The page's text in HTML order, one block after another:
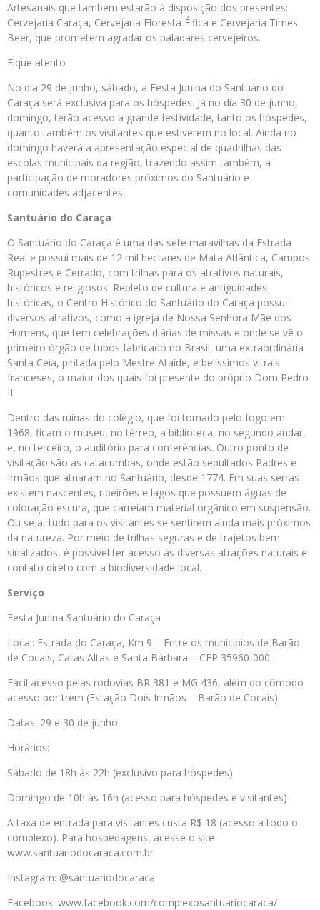
Artesanais que também estarão à disposição dos presentes:
Cervejaria Caraça, Cervejaria Floresta Élfica e Cervejaria Times
Beer, que prometem agradar os paladares cervejeiros.
Fique atento
No dia 29 de junho, sábado, a Festa Junina do Santuário do
Caraça será exclusiva para os hóspedes. Já no dia 30 de junho,
domingo, terão acesso a grande festividade, tanto os hóspedes,
quanto também os visitantes que estiverem no local. Ainda no
domingo haverá a apresentação especial de quadrilhas das
escolas municipais da região, trazendo assim também, a
participação de moradores próximos do Santuário e
comunidades adjacentes.
Santuário do Caraça
O Santuário do Caraça é uma das sete maravilhas da Estrada
Real e possui mais de 12 mil hectares de Mata Atlântica, Campos
Rupestres e Cerrado, com trilhas para os atrativos naturais,
históricos e religiosos. Repleto de cultura e antiguidades
históricas, o Centro Histórico do Santuário do Caraça possui
diversos atrativos, como a igreja de Nossa Senhora Mãe dos
Homens, que tem celebrações diárias de missas e onde se vê o
primeiro órgão de tubos fabricado no Brasil, uma extraordinária
Santa Ceia, pintada pelo Mestre Ataíde, e belíssimos vitrais
franceses, o maior dos quais foi presente do próprio Dom Pedro
II.
Dentro das ruínas do colégio, que foi tomado pelo fogo em
1968, ficam o museu, no térreo, a biblioteca, no segundo andar,
e, no terceiro, o auditório para conferências. Outro ponto de
visitação são as catacumbas, onde estão sepultados Padres e
Irmãos que atuaram no Santuário, desde 1774. Em suas serras
existem nascentes, ribeirões e lagos que possuem águas de
coloração escura, que carreiam material orgânico em suspensão.
Ou seja, tudo para os visitantes se sentirem ainda mais próximos
da natureza. Por meio de trilhas seguras e de trajetos bem
sinalizados, é possível ter acesso às diversas atrações naturais e
contato direto com a biodiversidade local.
Serviço
Festa Junina Santuário do Caraça
Local: Estrada do Caraça, Km 9 – Entre os municípios de Barão
de Cocais, Catas Altas e Santa Bárbara – CEP 35960-000
Fácil acesso pelas rodovias BR 381 e MG 436, além do cômodo
acesso por trem (Estação Dois Irmãos – Barão de Cocais)
Datas: 29 e 30 de junho
Horários:
Sábado de 18h às 22h (exclusivo para hóspedes)
Domingo de 10h às 16h (acesso para hóspedes e visitantes)
A taxa de entrada para visitantes custa R$ 18 (acesso a todo o
complexo). Para hospedagens, acesse o site
www.santuariodocaraca.com.br
Instagram: @santuariodocaraca
Facebook: www.facebook.com/complexosantuariocaraca/